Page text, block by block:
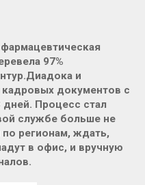
97%
и
кадровых документов с
Процесс стал
службе больше не
регионам, ждать,
в офис, и вручную